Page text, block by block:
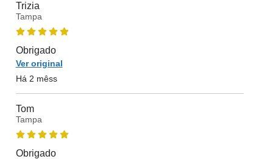
Trizia
Tampa
Obrigado
Ver original
Há 2 mêss
Tom
Tampa
Obrigado